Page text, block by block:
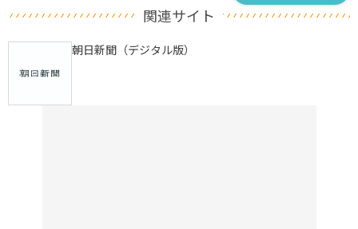
関連サイト
朝日新聞（デジタル版）